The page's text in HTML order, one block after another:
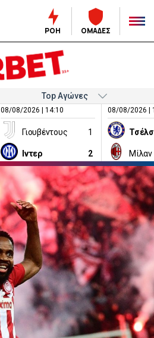
ΡΟΗ ΟΜΑΔΕΣ
08/08/2026 | 14:10
Γιουβέντους 1
Ιντερ 2
08/08/2026 |
Μίλαν